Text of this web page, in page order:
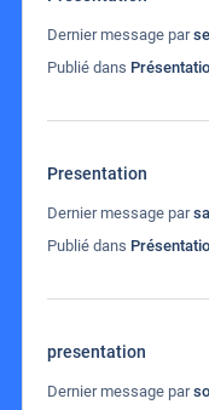
Dernier message par
Publié dans
Presentation
Dernier message par
Publié dans
presentation
Dernier message par